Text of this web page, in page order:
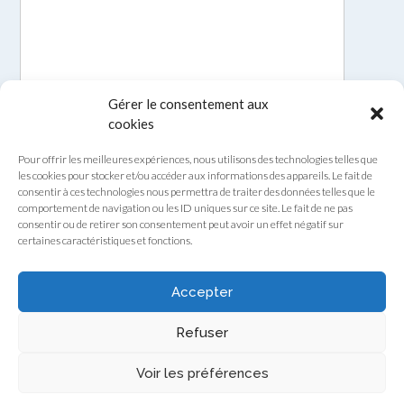
Gérer le consentement aux
cookies
Pour offrir les meilleures expériences, nous utilisons des technologies telles que
les cookies pour stocker et/ou accéder aux informations des appareils. Le fait de
consentir à ces technologies nous permettra de traiter des données telles que le
comportement de navigation ou les ID uniques sur ce site. Le fait de ne pas
consentir ou de retirer son consentement peut avoir un effet négatif sur
certaines caractéristiques et fonctions.
Accepter
Refuser
Voir les préférences
Theme by Out the Box